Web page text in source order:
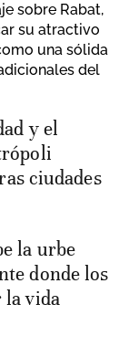
sobre Rabat,
su atractivo
una sólida
del
ciudades
la urbe
donde los
la vida